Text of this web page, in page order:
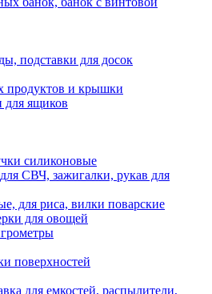
подставки для досок
продуктов и крышки
ящиков
силиконовые
СВЧ, зажигалки, рукав для
для риса, вилки поварские
для овощей
поверхностей
для емкостей, распылители,